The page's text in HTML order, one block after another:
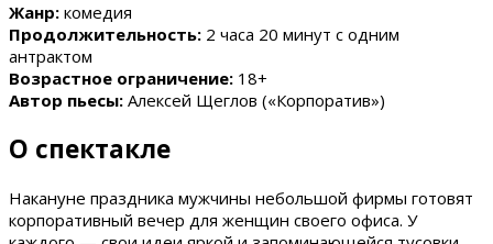
Жанр: комедия
Продолжительность: 2 часа 20 минут с одним
антрактом
Возрастное ограничение: 18+
Автор пьесы: Алексей Щеглов («Корпоратив»)
О спектакле
Накануне праздника мужчины небольшой фирмы готовят
корпоративный вечер для женщин своего офиса. У